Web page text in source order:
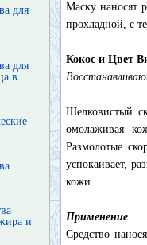
для
для
в
и
Маску наносят
прохладной, с
Кокос и Цвет
Шелковистый
омолаживая
Размолотые
успокаивает,
кожи.
Применение
Средство